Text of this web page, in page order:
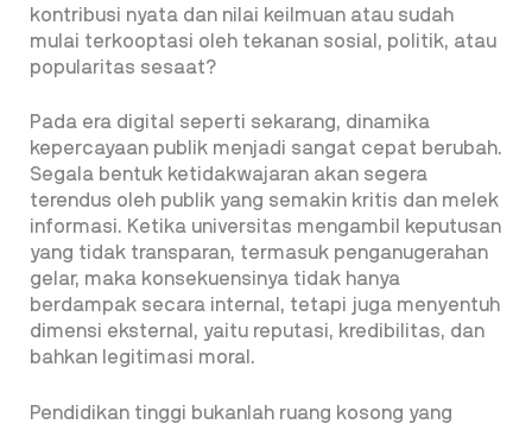
kontribusi nyata dan nilai keilmuan atau sudah
mulai terkooptasi oleh tekanan sosial, politik, atau
popularitas sesaat?
Pada era digital seperti sekarang, dinamika
kepercayaan publik menjadi sangat cepat berubah.
Segala bentuk ketidakwajaran akan segera
terendus oleh publik yang semakin kritis dan melek
informasi. Ketika universitas mengambil keputusan
yang tidak transparan, termasuk penganugerahan
gelar, maka konsekuensinya tidak hanya
berdampak secara internal, tetapi juga menyentuh
dimensi eksternal, yaitu reputasi, kredibilitas, dan
bahkan legitimasi moral.
Pendidikan tinggi bukanlah ruang kosong yang